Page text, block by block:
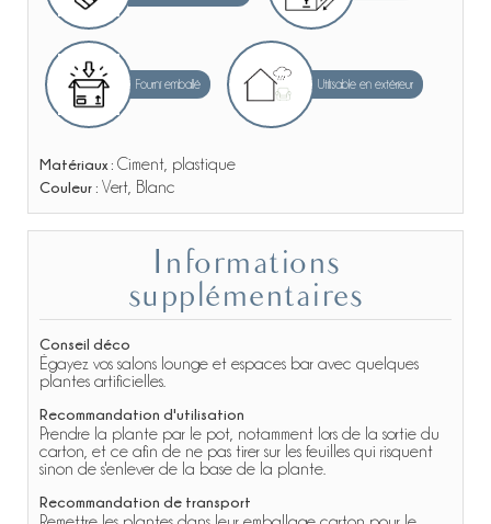
Fourni emballé Utilisable en extérieur
Matériaux : Ciment, plastique
Couleur : Vert, Blanc
supplémentaires
Conseil déco
Égayez vos salons lounge et espaces bar avec quelques
plantes artificielles.
Recommandation d'utilisation
Prendre la plante par le pot, notamment lors de la sortie du
carton, et ce afin de ne pas tirer sur les feuilles qui risquent
sinon de s'enlever de la base de la plante.
Recommandation de transport